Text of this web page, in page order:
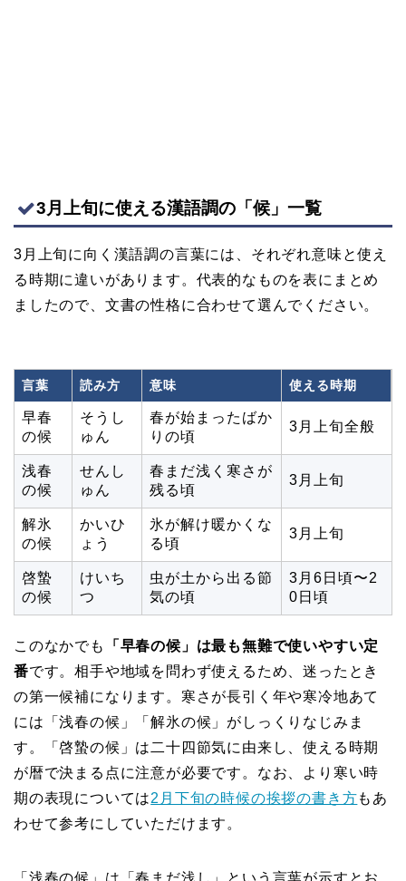
3月上旬に使える漢語調の「候」一覧
3月上旬に向く漢語調の言葉には、それぞれ意味と使え
る時期に違いがあります。代表的なものを表にまとめ
ましたので、文書の性格に合わせて選んでください。
言葉 読み方 意味 使える時期
早春
の候
そうし
ゅん
春が始まったばか
りの頃
3月上旬全般
浅春
の候
せんし
ゅん
春まだ浅く寒さが
残る頃
3月上旬
解氷
の候
かいひ
ょう
氷が解け暖かくな
る頃
3月上旬
啓蟄
の候
けいち
つ
虫が土から出る節
気の頃
3月6日頃〜2
0日頃
このなかでも
「早春の候」は最も無難で使いやすい定
番です。相手や地域を問わず使えるため、迷ったとき
の第一候補になります。寒さが長引く年や寒冷地あて
には「浅春の候」「解氷の候」がしっくりなじみま
す。「啓蟄の候」は二十四節気に由来し、使える時期
が暦で決まる点に注意が必要です。なお、より寒い時
期の表現については2月下旬の時候の挨拶の書き方もあ
わせて参考にしていただけます。
「浅春の候」は「春まだ浅し」という言葉が示すとお